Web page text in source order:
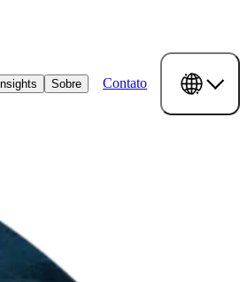
Insights Sobre Contato